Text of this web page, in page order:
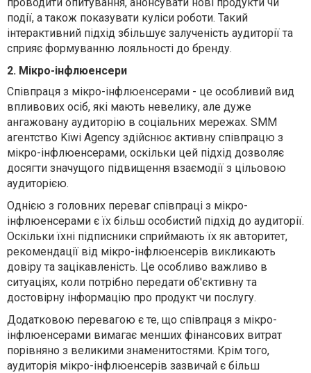
події, а також показувати куліси роботи. Такий
інтерактивний підхід збільшує залученість аудиторії та
сприяє формуванню лояльності до бренду.
2. Мікро-інфлюенсери
Співпраця з мікро-інфлюенсерами - це особливий вид
впливових осіб, які мають невелику, але дуже
ангажовану аудиторію в соціальних мережах. SMM
агентство Kiwi Agency здійснює активну співпрацю з
мікро-інфлюенсерами, оскільки цей підхід дозволяє
досягти значущого підвищення взаємодії з цільовою
аудиторією.
Однією з головних переваг співпраці з мікро-
інфлюенсерами є їх більш особистий підхід до аудиторії.
Оскільки їхні підписники сприймають їх як авторитет,
рекомендації від мікро-інфлюенсерів викликають
довіру та зацікавленість. Це особливо важливо в
ситуаціях, коли потрібно передати об'єктивну та
достовірну інформацію про продукт чи послугу.
Додатковою перевагою є те, що співпраця з мікро-
інфлюенсерами вимагає менших фінансових витрат
порівняно з великими знаменитостями. Крім того,
аудиторія мікро-інфлюенсерів зазвичай є більш